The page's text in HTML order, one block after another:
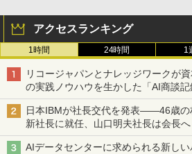
アクセスランキング
1時間 24時間 1
リコージャパンとナレッジワークが
の実践ノウハウを生かした「AI商談
日本IBMが社長交代を発表――46歳の
新社長に就任、山口明夫社長は会長へ
AIデータセンターに求められる新し